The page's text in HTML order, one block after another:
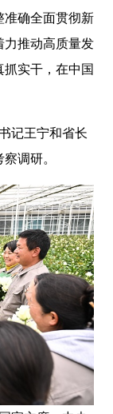
准确全面贯彻新
力推动高质量发
实干，在中国
记王宁和省长
调研。